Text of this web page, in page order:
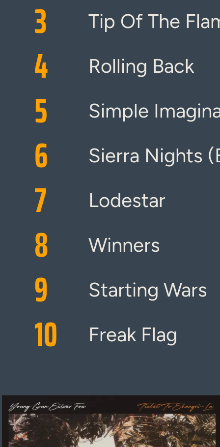
3
Tip Of The
4 Rolling Back
5 Simple
6 Sierra Nights
7 Lodestar
8 Winners
9 Starting Wars
10 Freak Flag